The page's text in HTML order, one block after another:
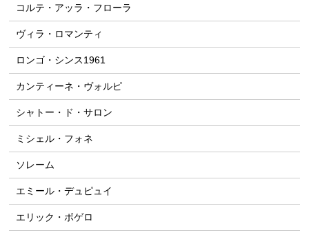
コルテ・アッラ・フローラ
ヴィラ・ロマンティ
ロンゴ・シンス1961
カンティーネ・ヴォルピ
シャトー・ド・サロン
ミシェル・フォネ
ソレーム
エミール・デュピュイ
エリック・ボゲロ